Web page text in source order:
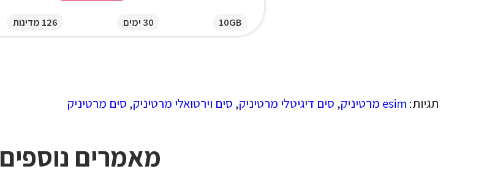
10GB 30 ימים 126 מדינות
תגיות: esim מרטיניק , סים דיגיטלי מרטיניק, סים וירטואלי מרטיניק, סים מרטיניק
מאמרים נוספים